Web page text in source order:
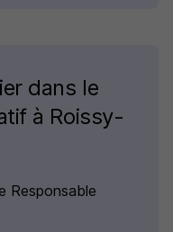
dans le
à Roissy-
Responsable